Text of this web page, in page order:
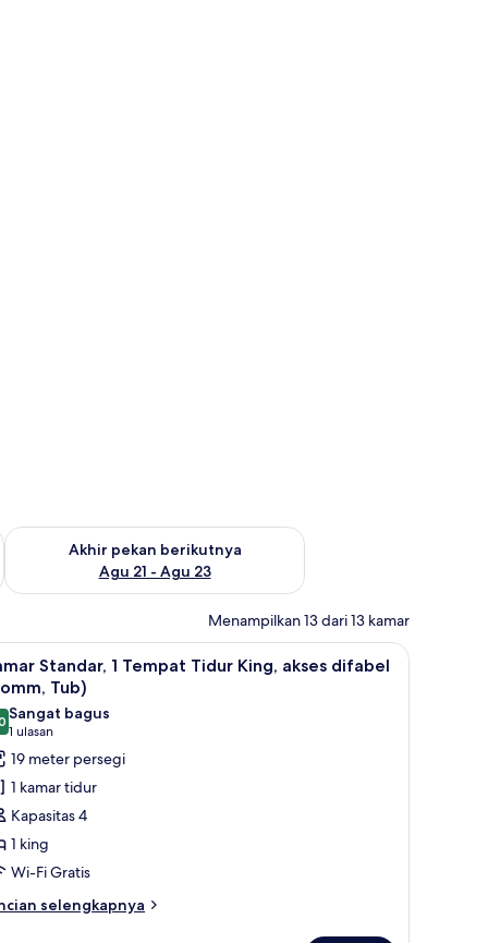
Agu 14 - Agu 16
Akhir pekan berikutnya
Agu 21 - Agu 23
Periksa ketersediaan untuk akhir pekan berikutnya Agu 21 -
Menampilkan 13 dari 13 kamar
dan tempat tidur bayi gratis Brankas, meja kerja, setrika/meja setrika,
7
Standar, 1 Tempat Tidur King, akses difabel
Tub)
dari 10
Sangat bagus
1 ulasan
(1
ulasan)
19 meter persegi
1 kamar tidur
Kapasitas 4
1 king
Wi-Fi Gratis
selengkapnya